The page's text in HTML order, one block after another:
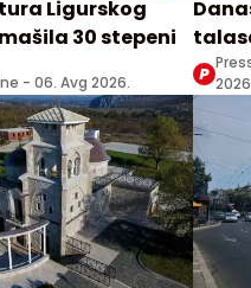
Ligurskog
30 stepeni
- 06. Avg 2026.